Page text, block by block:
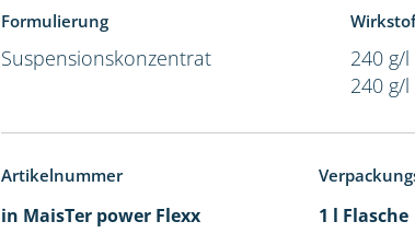
Formulierung
Suspensionskonzentrat
240 g/
240 g/
Artikelnummer
in MaisTer power Flexx
1 l Flasche